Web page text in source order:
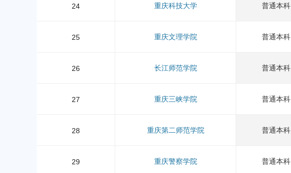
24 重庆科技大学 普通本科
25 重庆文理学院 普通本科
26 长江师范学院 普通本科
27 重庆三峡学院 普通本科
28 重庆第二师范学院 普通本科
29 重庆警察学院 普通本科